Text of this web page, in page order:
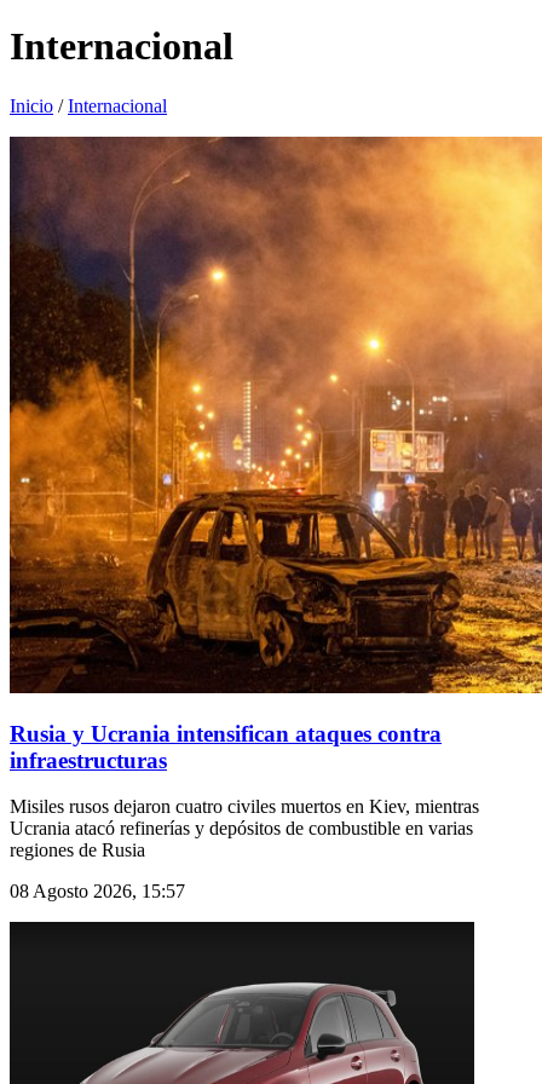
Internacional
Inicio /Internacional
Rusia y Ucrania intensifican ataques contra
infraestructuras
Misiles rusos dejaron cuatro civiles muertos en Kiev, mientras
Ucrania atacó refinerías y depósitos de combustible en varias
regiones de Rusia
08 Agosto 2026, 15:57